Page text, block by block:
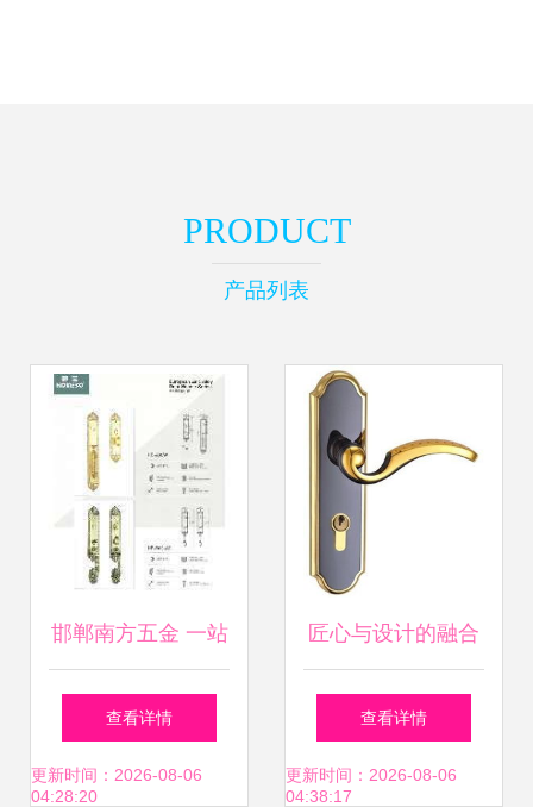
PRODUCT
产品列表
邯郸南方五金 一站
式五金解决方案，
打造家居品质与安
查看详情
更新时间：2026-08-06
04:28:20
匠心与设计的融合
探秘成都建信五金
德尔纳室内门锁系
查看详情
更新时间：2026-08-06
04:38:17